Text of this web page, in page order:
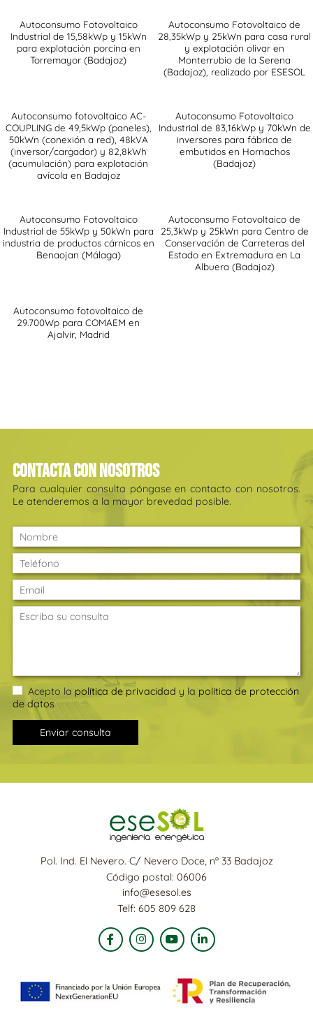
Autoconsumo Fotovoltaico
Industrial de 15,58kWp y 15kWn
para explotación porcina en
Torremayor (Badajoz)
Autoconsumo Fotovoltaico de
28,35kWp y 25kWn para casa rural
y explotación olivar en
Monterrubio de la Serena
(Badajoz), realizado por ESESOL
Autoconsumo fotovoltaico AC-
COUPLING de 49,5kWp (paneles),
50kWn (conexión a red), 48kVA
(inversor/cargador) y 82,8kWh
(acumulación) para explotación
avícola en Badajoz
Autoconsumo Fotovoltaico
Industrial de 83,16kWp y 70kWn de
inversores para fábrica de
embutidos en Hornachos
(Badajoz)
Autoconsumo Fotovoltaico
Industrial de 55kWp y 50kWn para
industria de productos cárnicos en
Benaojan (Málaga)
Autoconsumo Fotovoltaico de
25,3kWp y 25kWn para Centro de
Conservación de Carreteras del
Estado en Extremadura en La
Albuera (Badajoz)
Autoconsumo fotovoltaico de
29.700Wp para COMAEM en
Ajalvir, Madrid
Contacta con nosotros
Para cualquier consulta póngase en contacto con nosotros.
Le atenderemos a la mayor brevedad posible.
Acepto la política de privacidad y la política de protección
de datos
Enviar consulta
Pol. Ind. El Nevero. C/ Nevero Doce, nº 33 Badajoz
Código postal: 06006
info@esesol.es
Telf: 605 809 628